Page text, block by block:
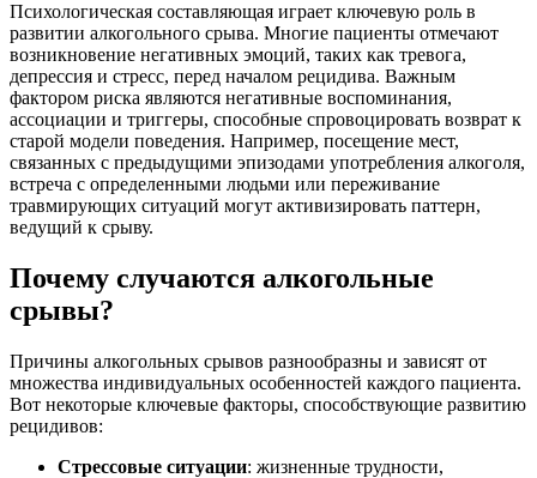
Психологическая составляющая играет ключевую роль в
развитии алкогольного срыва. Многие пациенты отмечают
возникновение негативных эмоций, таких как тревога,
депрессия и стресс, перед началом рецидива. Важным
фактором риска являются негативные воспоминания,
ассоциации и триггеры, способные спровоцировать возврат к
старой модели поведения. Например, посещение мест,
связанных с предыдущими эпизодами употребления алкоголя,
встреча с определенными людьми или переживание
травмирующих ситуаций могут активизировать паттерн,
ведущий к срыву.
Почему случаются алкогольные
срывы?
Причины алкогольных срывов разнообразны и зависят от
множества индивидуальных особенностей каждого пациента.
Вот некоторые ключевые факторы, способствующие развитию
рецидивов:
Стрессовые ситуации: жизненные трудности,